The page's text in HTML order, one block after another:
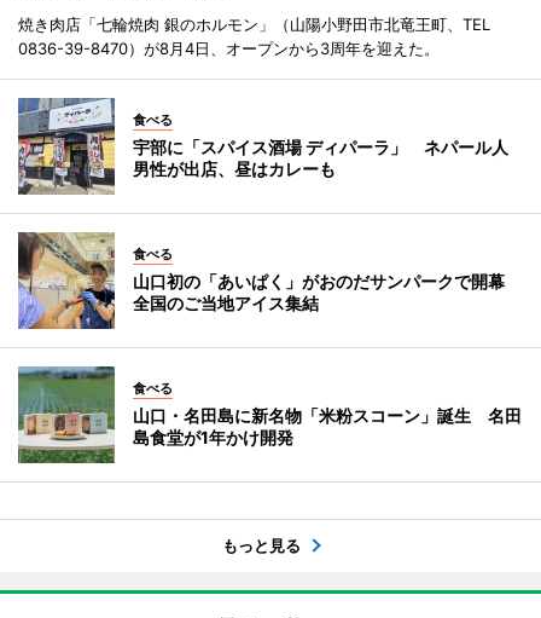
焼き肉店「七輪焼肉 銀のホルモン」（山陽小野田市北竜王町、TEL
0836-39-8470）が8月4日、オープンから3周年を迎えた。
食べる
宇部に「スパイス酒場 ディパーラ」 ネパール人
男性が出店、昼はカレーも
食べる
山口初の「あいぱく」がおのだサンパークで開幕
全国のご当地アイス集結
食べる
山口・名田島に新名物「米粉スコーン」誕生 名田
島食堂が1年かけ開発
もっと見る